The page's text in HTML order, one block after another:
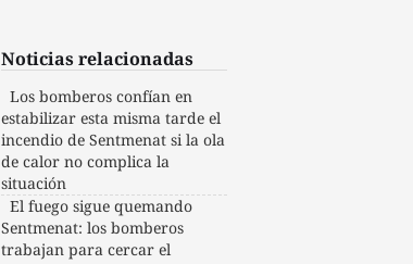
Noticias relacionadas
Los bomberos confían en
estabilizar esta misma tarde el
incendio de Sentmenat si la ola
de calor no complica la
situación
El fuego sigue quemando
Sentmenat: los bomberos
trabajan para cercar el